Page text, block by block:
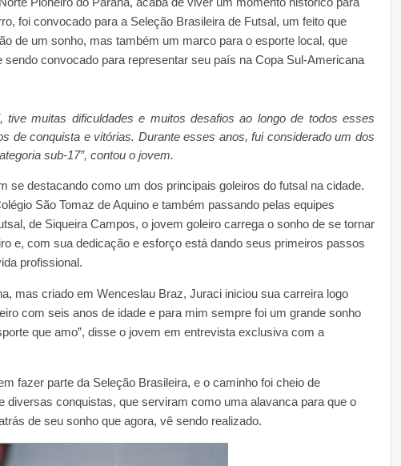
foi convocado para a Seleção Brasileira de Futsal, um feito que
de um sonho, mas também um marco para o esporte local, que
sendo convocado para representar seu país na Copa Sul-Americana
tive muitas dificuldades e muitos desafios ao longo de todos esses
de conquista e vitórias. Durante esses anos, fui considerado um dos
sub-17”, contou o jovem.
se destacando como um dos principais goleiros do futsal na cidade.
São Tomaz de Aquino e também passando pelas equipes
de Siqueira Campos, o jovem goleiro carrega o sonho de se tornar
e, com sua dedicação e esforço está dando seus primeiros passos
profissional.
mas criado em Wenceslau Braz, Juraci iniciou sua carreira logo
com seis anos de idade e para mim sempre foi um grande sonho
que amo”, disse o jovem em entrevista exclusiva com a
fazer parte da Seleção Brasileira, e o caminho foi cheio de
diversas conquistas, que serviram como uma alavanca para que o
de seu sonho que agora, vê sendo realizado.